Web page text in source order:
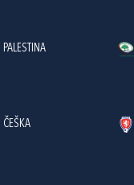
PALESTINA
ČEŠKA